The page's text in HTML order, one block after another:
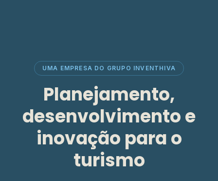
UMA EMPRESA DO GRUPO INVENTHIVA
Planejamento,
desenvolvimento e
inovação para o
turismo